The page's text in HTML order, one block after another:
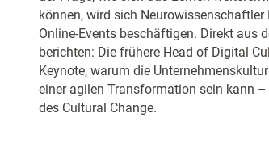
können, wird sich
Online-Events beschäftigen. Direkt aus
berichten: Die frühere Head of Digital
Keynote, warum die
einer agilen Transformation sein kann
des Cultural Change.